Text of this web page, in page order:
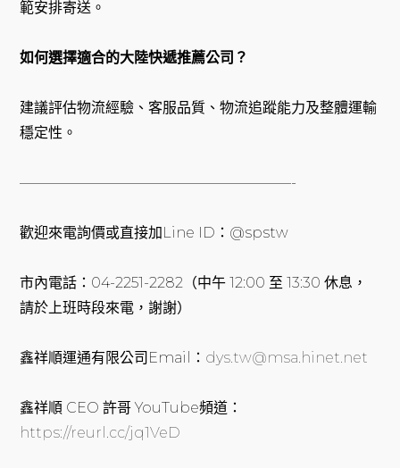
範安排寄送。
如何選擇適合的大陸快遞推薦公司？
建議評估物流經驗、客服品質、物流追蹤能力及整體運輸
穩定性。
———————————————————-
歡迎來電詢價或直接加Line ID：@spstw
市內電話：04-2251-2282（中午 12:00 至 13:30 休息，
請於上班時段來電，謝謝）
鑫祥順運通有限公司Email： dys.tw@msa.hinet.net
鑫祥順 CEO 許哥 YouTube頻道：
https://reurl.cc/jq1VeD